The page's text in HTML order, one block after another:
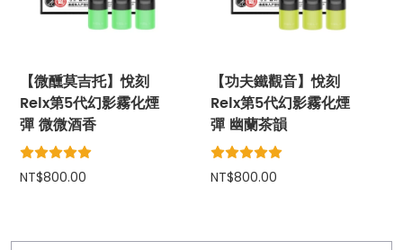
【微醺莫吉托】悅刻
Relx第5代幻影霧化煙
彈 微微酒香
NT$800.00
【功夫鐵觀音】悅刻
Relx第5代幻影霧化煙
彈 幽蘭茶韻
NT$800.00